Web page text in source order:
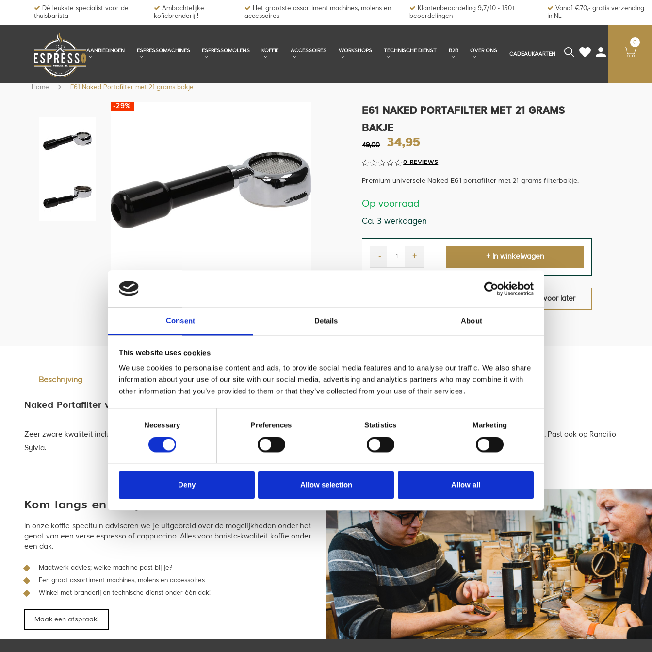
Consent Details About
This website uses cookies
We use cookies to personalise content and ads, to provide social media features and to analyse our traffic. We also share
information about your use of our site with our social media, advertising and analytics partners who may combine it with
other information that you’ve provided to them or that they’ve collected from your use of their services.
Necessary Preferences Statistics Marketing
Deny Allow selection Allow all
Dé leukste specialist voor de
thuisbarista
Ambachtelijke
kofiebranderij !
Het grootste assortiment machines, molens en
accessoires
Klantenbeoordeling 9,7/10 - 150+
beoordelingen
Vanaf €70,- gratis verzending
in NL
AANBIEDINGEN ESPRESSOMACHINES ESPRESSOMOLENS KOFFIE ACCESSOIRES WORKSHOPS TECHNISCHE DIENST B2B OVER ONS
CADEAUKAARTEN
0
Home E61 Naked Portafilter met 21 grams bakje
-29%
E61 NAKED PORTAFILTER MET 21 GRAMS
BAKJE
49,00 34,95
0 REVIEWS
Premium universele Naked E61 portafilter met 21 grams filterbakje.
Op voorraad
Ca. 3 werkdagen
- + + In winkelwagen
bewaar voor later
Beschrijving Reviews
Naked Portafilter voor E61 (compatible) zetgroepen.
Zeer zware kwaliteit inclusief 21 grams filterbakje. Geschikt voor alle E61 zetgroepen, VBM zetgroepen en La Marzocco en Kees van der Westen machines. Past ook op Rancilio
Sylvia.
Kom langs en bekijk ‘m in de winkel
In onze koffie-speeltuin adviseren we je uitgebreid over de mogelijkheden onder het
genot van een verse espresso of cappuccino. Alles voor barista-kwaliteit koffie onder
een dak.
Maatwerk advies; welke machine past bij je?
Een groot assortiment machines, molens en accessoires
Winkel met branderij en technische dienst onder één dak!
Maak een afspraak!